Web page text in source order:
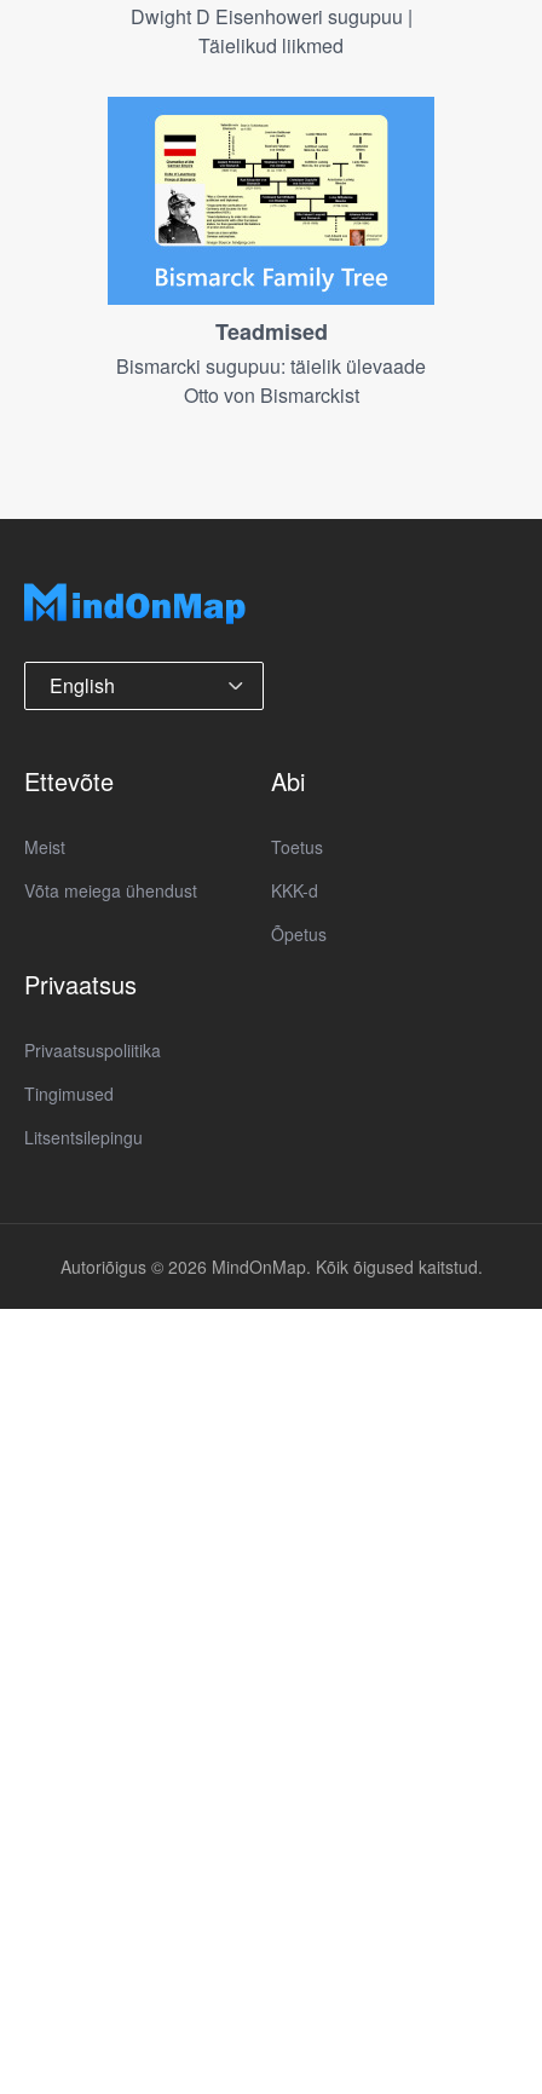
Dwight D Eisenhoweri sugupuu |
Täielikud liikmed
Teadmised
Bismarcki sugupuu: täielik ülevaade
Otto von Bismarckist
English
Ettevõte
Meist
Võta meiega ühendust
Abi
Toetus
KKK-d
Õpetus
Privaatsus
Privaatsuspoliitika
Tingimused
Litsentsilepingu
Autoriõigus © 2026 MindOnMap. Kõik õigused kaitstud.